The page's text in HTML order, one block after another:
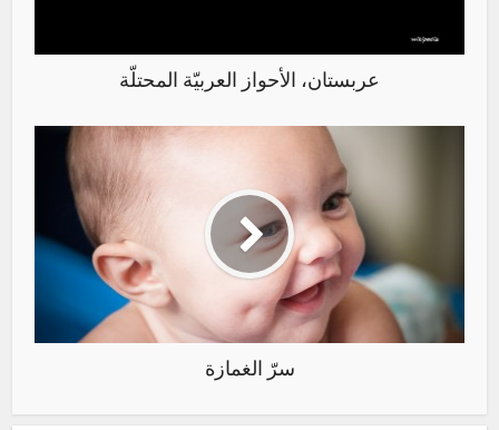
عربستان، الأحواز العربيّة المحتلّة
سرّ الغمازة